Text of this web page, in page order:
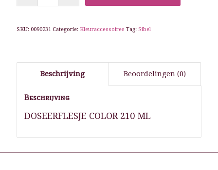
SKU: 0090231 Categorie: Kleuraccessoires Tag: Sibel
Beschrijving Beoordelingen (0)
Beschrijving
DOSEERFLESJE COLOR 210 ML